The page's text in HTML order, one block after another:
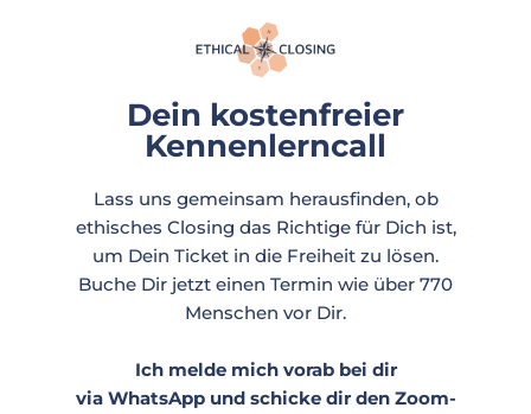
Dein kostenfreier
Kennenlerncall
Lass uns gemeinsam herausfinden, ob
ethisches Closing das Richtige für Dich ist,
um Dein Ticket in die Freiheit zu lösen.
Buche Dir jetzt einen Termin wie über 770
Menschen vor Dir.
Ich melde mich vorab bei dir
via WhatsApp und schicke dir den Zoom-